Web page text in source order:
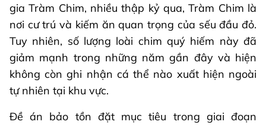
gia Tràm Chim, nhiều thập kỷ qua, Tràm Chim là
nơi cư trú và kiếm ăn quan trọng của sếu đầu đỏ.
Tuy nhiên, số lượng loài chim quý hiếm này đã
giảm mạnh trong những năm gần đây và hiện
không còn ghi nhận cá thể nào xuất hiện ngoài
tự nhiên tại khu vực.
Đề án bảo tồn đặt mục tiêu trong giai đoạn